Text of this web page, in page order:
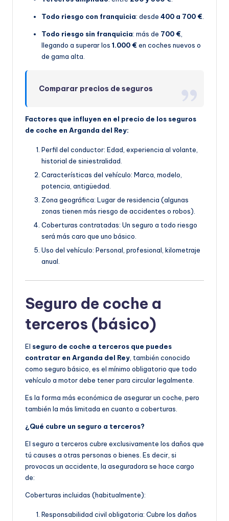
Todo riesgo con franquicia: desde 400 a 700 €
Todo riesgo sin franquicia: más de 700 €
llegando a superar los 1.000 € en coches nuevos o
de gama alta.
Comparar precios de seguros
Factores que influyen en el precio de los seguros
de coche en Arganda del Rey:
Perfil del conductor: Edad, experiencia al volante,
historial de siniestralidad.
Características del vehículo: Marca, modelo,
potencia, antigüedad.
Zona geográfica: Lugar de residencia (algunas
zonas tienen más riesgo de accidentes o robos).
Coberturas contratadas: Un seguro a todo riesgo
será más caro que uno básico.
Uso del vehículo: Personal, profesional, kilometraje
anual.
Seguro de coche a
terceros (básico)
El seguro de coche a terceros que puedes
contratar en Arganda del Rey, también conocido
como seguro básico, es el mínimo obligatorio que todo
vehículo a motor debe tener para circular legalmente.
Es la forma más económica de asegurar un coche, pero
también la más limitada en cuanto a coberturas.
¿Qué cubre un seguro a terceros?
El seguro a terceros cubre exclusivamente los daños que
tú causes a otras personas o bienes. Es decir, si
provocas un accidente, la aseguradora se hace cargo
de:
Coberturas incluidas (habitualmente):
Responsabilidad civil obligatoria: Cubre los daños